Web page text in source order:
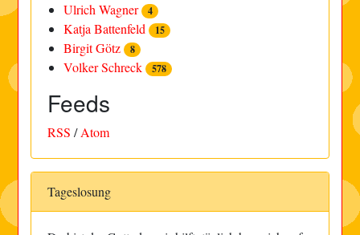
Ulrich Wagner 4
Katja Battenfeld 15
Birgit Götz 8
Volker Schreck 578
Feeds
RSS /Atom
Tageslosung